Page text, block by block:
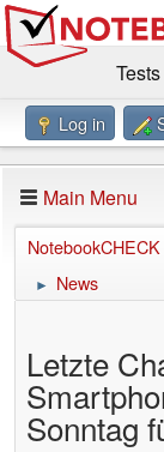
Tests
Benchmarks /
Forum
Log in
Main Menu
► News
Letzte
Sonntag